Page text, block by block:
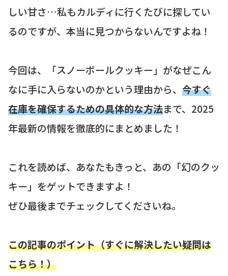
しい甘さ…私もカルディに行くたびに探してい
るのですが、本当に見つからないんですよね！
今回は、「スノーボールクッキー」がなぜこん
なに手に入らないのかという理由から、 今すぐ
在庫を確保するための具体的な方法まで、2025
年最新の情報を徹底的にまとめました！
これを読めば、あなたもきっと、あの「幻のクッ
キー」をゲットできますよ！
ぜひ最後までチェックしてくださいね。
この記事のポイント（すぐに解決したい疑問は
こちら！）